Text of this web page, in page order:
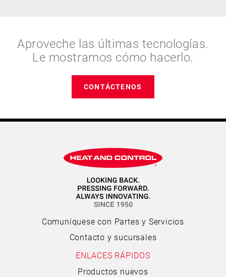
Aproveche las últimas tecnologías.
Le mostramos cómo hacerlo.
CONTÁCTENOS
Comuníquese con Partes y Servicios
Contacto y sucursales
ENLACES RÁPIDOS
Productos nuevos